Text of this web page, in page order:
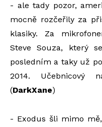
- ale tady pozor,
mocně rozčeřily za
klasiky. Za
Steve Souza, který
posledním a taky už
2014. Učebnicový
(DarkXane)
- Exodus šli mimo